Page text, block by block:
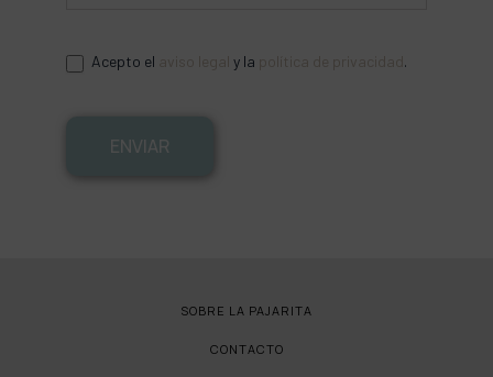
Acepto el y la .
ENVIAR
SOBRE LA PAJARITA
CONTACTO